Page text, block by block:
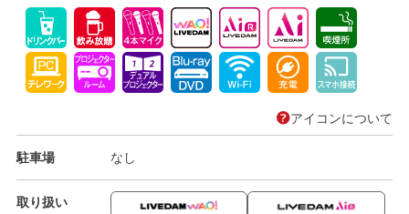
アイコンについて
駐車場 なし
取り扱い